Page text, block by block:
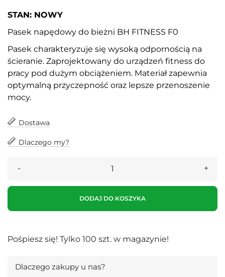
STAN: NOWY
Pasek napędowy do bieżni BH FITNESS F0
Pasek charakteryzuje się wysoką odpornością na
ścieranie. Zaprojektowany do urządzeń fitness do
pracy pod dużym obciążeniem. Materiał zapewnia
optymalną przyczepność oraz lepsze przenoszenie
mocy.
Dostawa
Dlaczego my?
DODAJ DO KOSZYKA
Pośpiesz się! Tylko 100 szt. w magazynie!
Dlaczego zakupy u nas?